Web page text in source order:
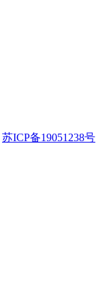
苏ICP备19051238号